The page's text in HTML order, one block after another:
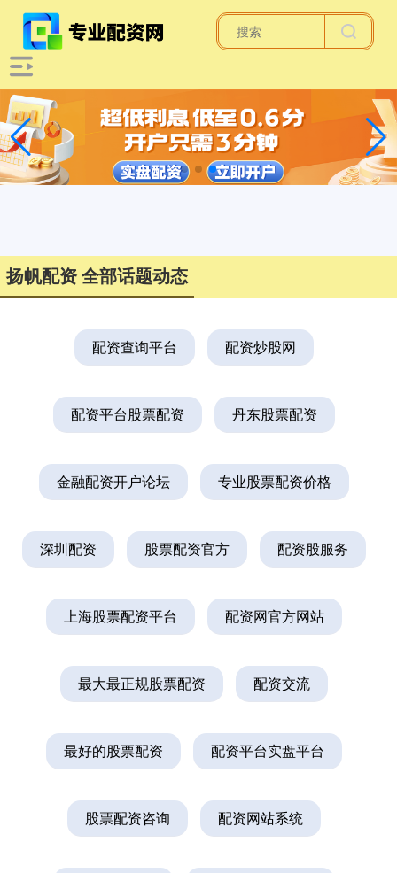
扬帆配资 全部话题动态
配资查询平台 配资炒股网
配资平台股票配资 丹东股票配资
金融配资开户论坛 专业股票配资价格
深圳配资 股票配资官方 配资股服务
上海股票配资平台 配资网官方网站
最大最正规股票配资 配资交流
最好的股票配资 配资平台实盘平台
股票配资咨询 配资网站系统